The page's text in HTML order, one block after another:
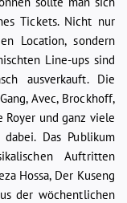
Tickets. Nicht nur
Location, sondern
Line-ups sind
ausverkauft. Die
Avec, Brockhoff,
Royer und ganz viele
Das Publikum
Auftritten
Hossa, Der Kuseng
der wöchentlichen